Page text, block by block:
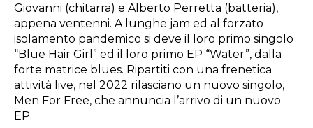
Giovanni (chitarra) e Alberto Perretta (batteria),
appena ventenni. A lunghe jam ed al forzato
isolamento pandemico si deve il loro primo singolo
“Blue Hair Girl” ed il loro primo EP “Water”, dalla
forte matrice blues. Ripartiti con una frenetica
attività live, nel 2022 rilasciano un nuovo singolo,
Men For Free, che annuncia l’arrivo di un nuovo
EP.